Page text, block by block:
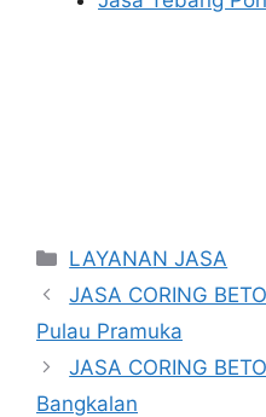
Categories
LAYANAN JASA
JASA CORING
Pulau Pramuka
JASA CORING
Bangkalan